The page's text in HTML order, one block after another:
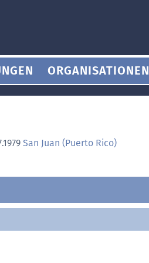
ORGANISATIONEN
San Juan (Puerto Rico)